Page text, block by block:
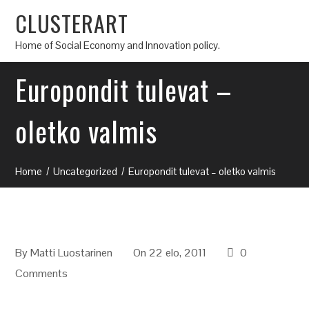
CLUSTERART
Home of Social Economy and Innovation policy.
Europondit tulevat –
oletko valmis
Home Uncategorized Europondit tulevat – oletko valmis
ByMatti Luostarinen On 22 elo, 2011
0
Comments